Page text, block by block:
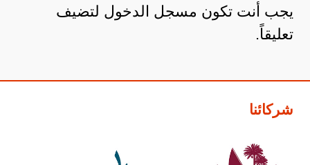
يجب أنت تكون مسجل الدخول لتضيف
تعليقاً.
شركائنا